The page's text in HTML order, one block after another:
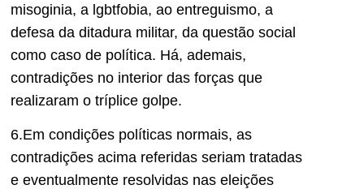
misoginia, a lgbtfobia, ao entreguismo, a
defesa da ditadura militar, da questão social
como caso de política. Há, ademais,
contradições no interior das forças que
realizaram o tríplice golpe.
6.Em condições políticas normais, as
contradições acima referidas seriam tratadas
e eventualmente resolvidas nas eleições